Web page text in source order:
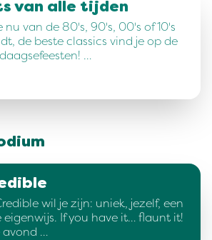
van alle tijden
nu van de 80's, 90's, 00's of 10's
de beste classics vind je op de
…
wil je zijn: uniek, jezelf, een
eigenwijs. If you have it… flaunt it!
avond …